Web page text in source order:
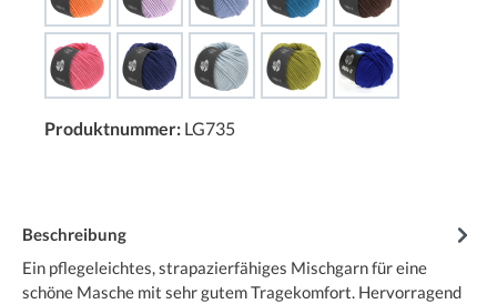
Produktnummer: LG735
Beschreibung
Ein pflegeleichtes, strapazierfähiges Mischgarn für eine
schöne Masche mit sehr gutem Tragekomfort. Hervorragend